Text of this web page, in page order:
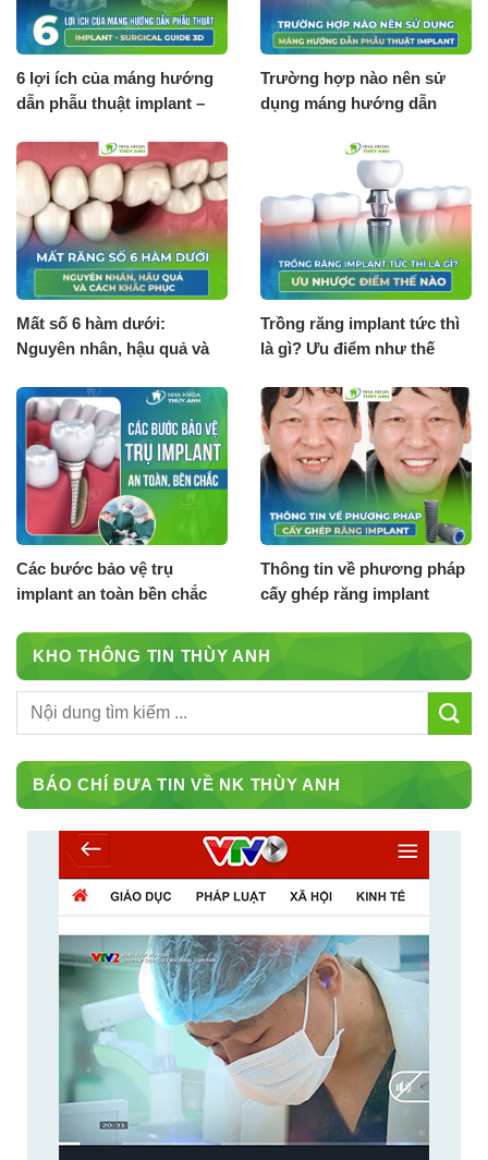
6 lợi ích của máng hướng
dẫn phẫu thuật implant –
Trường hợp nào nên sử
dụng máng hướng dẫn
Mất số 6 hàm dưới:
Nguyên nhân, hậu quả và
Trồng răng implant tức thì
là gì? Ưu điểm như thế
Các bước bảo vệ trụ
implant an toàn bền chắc
Thông tin về phương pháp
cấy ghép răng implant
KHO THÔNG TIN THÙY ANH
BÁO CHÍ ĐƯA TIN VỀ NK THÙY ANH